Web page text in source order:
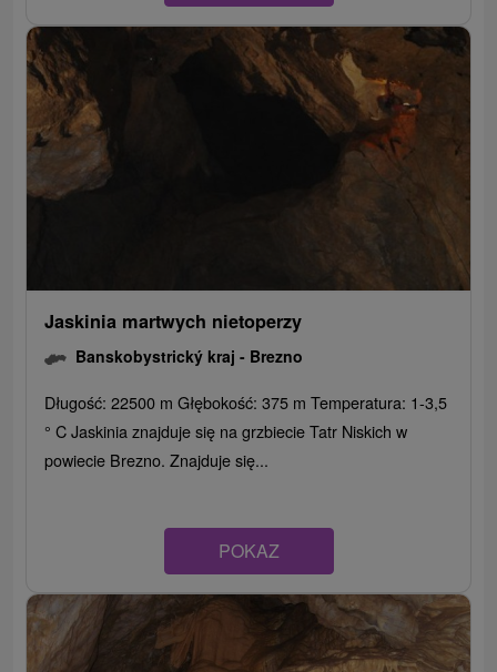
Jaskinia martwych nietoperzy
Banskobystrický kraj - Brezno
Długość: 22500 m Głębokość: 375 m Temperatura: 1-3,5
° C Jaskinia znajduje się na grzbiecie Tatr Niskich w
powiecie Brezno. Znajduje się...
POKAZ